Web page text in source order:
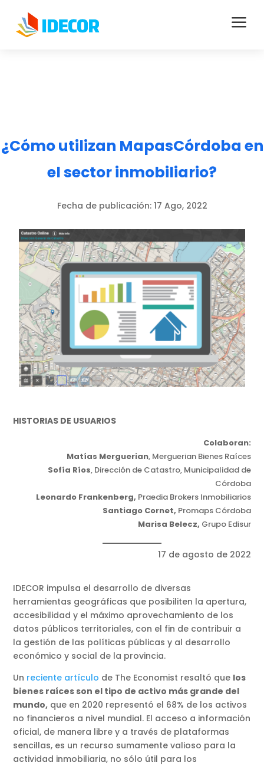
a
¿Cómo utilizan MapasCórdoba en
el sector inmobiliario?
Fecha de publicación: 17 Ago, 2022
HISTORIAS DE USUARIOS
Colaboran:
Matías Merguerian, Merguerian Bienes Raíces
Sofía Ríos, Dirección de Catastro, Municipalidad de
Córdoba
Leonardo Frankenberg, Praedia Brokers Inmobiliarios
Santiago Cornet, Promaps Córdoba
Marisa Belecz, Grupo Edisur
17 de agosto de 2022
IDECOR impulsa el desarrollo de diversas
herramientas geográficas que posibiliten la apertura,
accesibilidad y el máximo aprovechamiento de los
datos públicos territoriales, con el fin de contribuir a
la gestión de las políticas públicas y al desarrollo
económico y social de la provincia.
Un reciente artículo de The Economist resaltó que los
bienes raíces son el tipo de activo más grande del
mundo, que en 2020 representó el 68% de los activos
no financieros a nivel mundial. El acceso a información
oficial, de manera libre y a través de plataformas
sencillas, es un recurso sumamente valioso para la
actividad inmobiliaria, no sólo útil para los